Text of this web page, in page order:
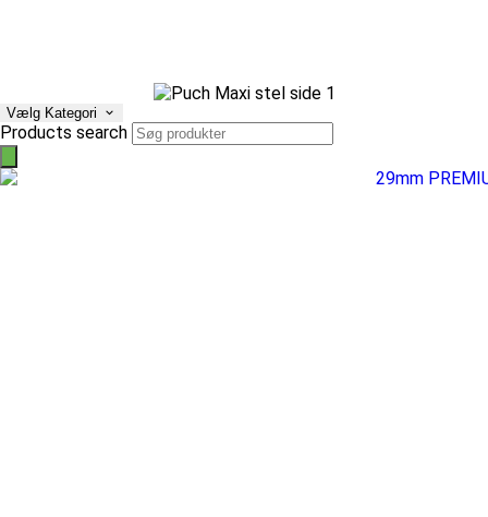
Vælg Kategori
Products search